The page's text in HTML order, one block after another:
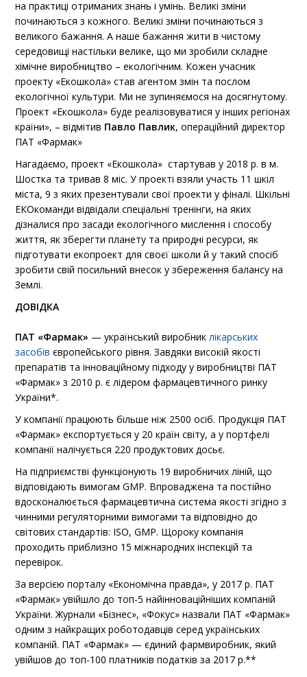
на практиці отриманих знань і умінь. Великі зміни
починаються з кожного. Великі зміни починаються з
великого бажання. А наше бажання жити в чистому
середовищі настільки велике, що ми зробили складне
хімічне виробництво – екологічним. Кожен учасник
проекту «Екошкола» став агентом змін та послом
екологічної культури. Ми не зупиняємося на досягнутому.
Проект «Екошкола» буде реалізовуватися у інших регіонах
країни», – відмітив Павло Павлик, операційний директор
ПАТ «Фармак»
Нагадаємо, проект «Екошкола» стартував у 2018 р. в м.
Шостка та тривав 8 міс. У проекті взяли участь 11 шкіл
міста, 9 з яких презентували свої проекти у фіналі. Шкільні
ЕКОкоманди відвідали спеціальні тренінги, на яких
дізналися про засади екологічного мислення і способу
життя, як зберегти планету та природні ресурси, як
підготувати екопроект для своєї школи й у такий спосіб
зробити свій посильний внесок у збереження балансу на
Землі.
ДОВІДКА
ПАТ «Фармак» — український виробниклікарських
засобів європейського рівня. Завдяки високій якості
препаратів та інноваційному підходу у виробництві ПАТ
«Фармак» з 2010 р. є лідером фармацевтичного ринку
України*.
У компанії працюють більше ніж 2500 осіб. Продукція ПАТ
«Фармак» експортується у 20 країн світу, а у портфелі
компанії налічується 220 продуктових досьє.
На підприємстві функціонують 19 виробничих ліній, що
відповідають вимогам GMP. Впроваджена та постійно
вдосконалюється фармацевтична система якості згідно з
чинними регуляторними вимогами та відповідно до
світових стандартів: ISO, GMP. Щороку компанія
проходить приблизно 15 міжнародних інспекцій та
перевірок.
За версією порталу «Економічна правда», у 2017 р. ПАТ
«Фармак» увійшло до топ-5 найінноваційніших компаній
України. Журнали «Бізнес», «Фокус» назвали ПАТ «Фармак»
одним з найкращих роботодавців серед українських
компаній. ПАТ «Фармак» — єдиний фармвиробник, який
увійшов до топ-100 платників податків за 2017 р.**